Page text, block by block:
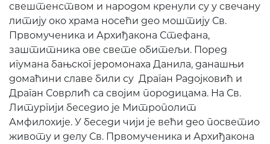
свештенством и народом кренули су у свечану
литију око храма носећи део моштију Св.
Првомученика и Архиђакона Стефана,
заштитника ове свете обитељи. Поред
игумана бањског јеромонаха Данила, данашњи
домаћини славе били су Драган Радојковић и
Драган Соврлић са својим породицама. На Св.
Литургији беседио је Митрополит
Амфилохије. У беседи чији је већи део посветио
животу и делу Св. Првомученика и Архиђакона